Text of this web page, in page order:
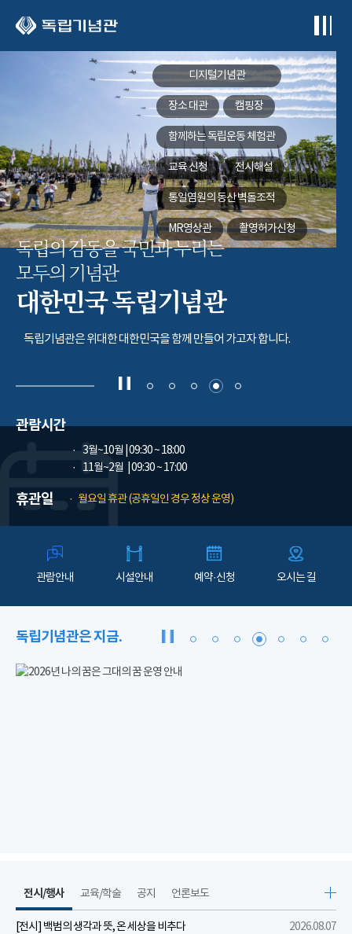
디지털기념관
장소 대관 캠핑장
함께하는독립운동 체험관
교육 신청 전시해설
통일염원의 동산벽돌조적
MR영상관 촬영허가신청
독립의 감동을 국민과 누리는
모두의 기념관
대한민국 독립기념관
독립기념관은 위대한 대한민국을 함께 만들어 가고자 합니다.
관람시간
3월~10월 | 09:30 ~ 18:00
11월~2월
| 09:30 ~ 17:00
휴관일 월요일 휴관 (공휴일인 경우 정상 운영)
관람안내 시설안내 예약·신청 오시는 길
독립기념관은 지금.
전시/행사
[전시] 백범의 생각과 뜻, 온 세상을 비추다
2026.08.07
교육/학술 공지 언론보도